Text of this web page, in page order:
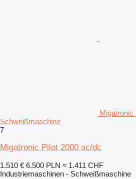
Migatronic
Schweißmaschine
7
Migatronic Pilot 2000 ac/dc
1.510 € 6.500 PLN ≈ 1.411 CHF
Industriemaschinen - Schweißmaschine